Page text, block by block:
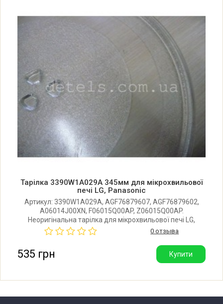
LG MC8047AR.CWHQBWT
LG MC-8047AR.CWHQEAK
LG MC8047AR.CWHQEAK
LG MC-8047ARS.CSLQBWT
LG MC8047AR.CSLQBWT
LG MC-8047ARS.CSLQEAK
LG MC8087AR.AWHQBWT
Тарілка 3390W1A029A 345мм для мікрохвильової
печі LG, Panasonic
Артикул: 3390W1A029A, AGF76879607, AGF76879602,
A06014J00XN, F06015Q00AP, Z06015Q00AP.
Неоригінальна тарілка для мікрохвильової печі LG,
Panasonic. Діаметр: 345 мм. Виробник: Китай. Відмінна
0 отзыва
535 грн Купити